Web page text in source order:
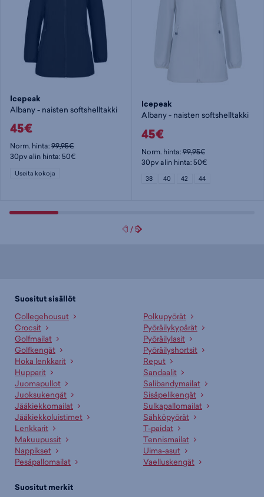
Icepeak
Albany - naisten softshelltakki
45€
Norm. hinta:99,95€
30pv alin hinta: 50€
Useita kokoja
Icepeak
Albany - naisten softshelltakki
45€
Norm. hinta:99,95€
30pv alin hinta: 50€
38 40 42 44
1 /5
Suositut sisällöt
Collegehousut
Crocsit
Golfmailat
Golfkengät
Hoka lenkkarit
Hupparit
Juomapullot
Juoksukengät
Jääkiekkomailat
Jääkiekkoluistimet
Lenkkarit
Makuupussit
Nappikset
Pesäpallomailat
Polkupyörät
Pyöräilykypärät
Pyöräilylasit
Pyöräilyshortsit
Reput
Sandaalit
Salibandymailat
Sisäpelikengät
Sulkapallomailat
Sähköpyörät
T-paidat
Tennismailat
Uima-asut
Vaelluskengät
Suositut merkit